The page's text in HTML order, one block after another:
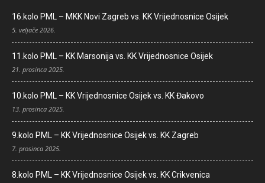
16.kolo PML – MKK Novi Zagreb vs. KK Vrijednosnice Osijek
5. veljače 2026.
11.kolo PML – KK Marsonija vs. KK Vrijednosnice Osijek
21. prosinca 2025.
10.kolo PML – KK Vrijednosnice Osijek vs. KK Đakovo
13. prosinca 2025.
9.kolo PML – KK Vrijednosnice Osijek vs. KK Zagreb
7. prosinca 2025.
8.kolo PML – KK Vrijednosnice Osijek vs. KK Crikvenica